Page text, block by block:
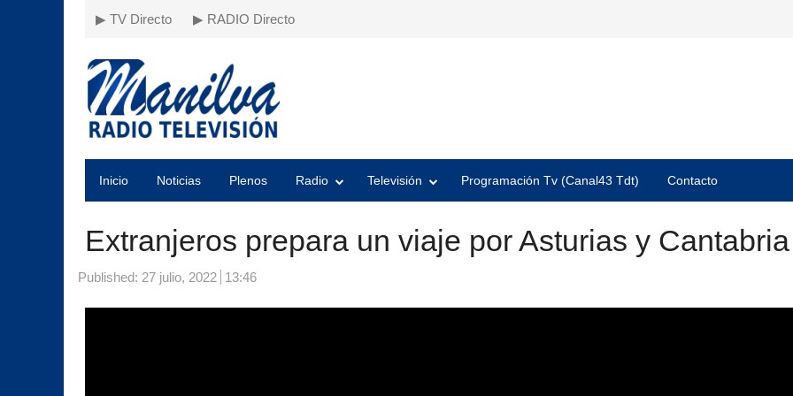
▶ TV Directo ▶ RADIO Directo
Inicio Noticias Plenos Radio Televisión Programación Tv (Canal43 Tdt) Contacto
Extranjeros prepara un viaje por Asturias y Cantabria
Published: 27 julio, 2022 13:46